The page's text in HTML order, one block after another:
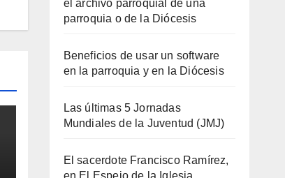
el archivo parroquial de una
parroquia o de la Diócesis
Beneficios de usar un software
en la parroquia y en la Diócesis
Las últimas 5 Jornadas
Mundiales de la Juventud (JMJ)
El sacerdote Francisco Ramírez,
en El Espejo de la Iglesia